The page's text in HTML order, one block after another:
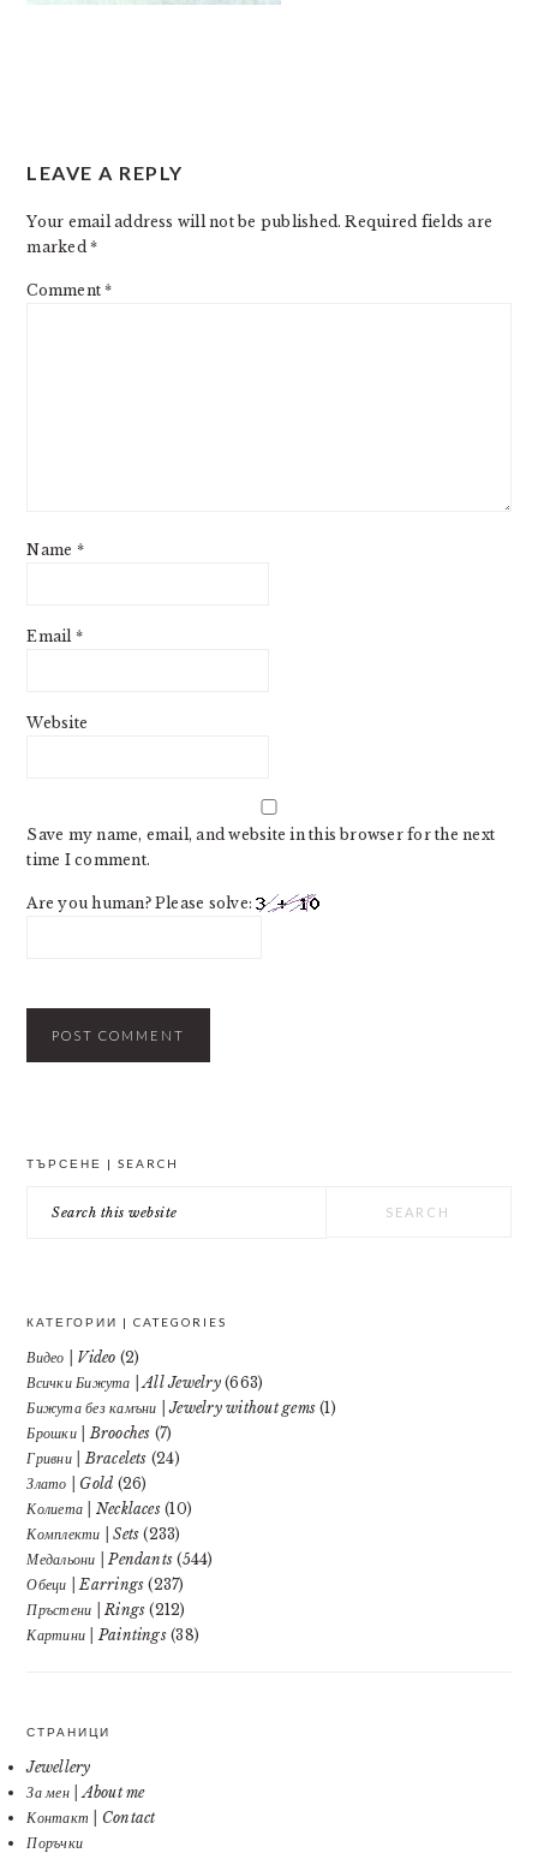
INTERACTIONS
LEAVE A REPLY
Your email address will not be published. Required fields are
marked*
Comment*
Name *
Email *
Website
Save my name, email, and website in this browser for the next
time I comment.
Are you human? Please solve:
ТЪРСЕНЕ | SEARCH
this
КАТЕГОРИИ | CATEGORIES
Видео | Video (2)
Всички Бижута | All Jewelry(663)
Бижута без камъни | Jewelry without gems (1)
Брошки | Brooches (7)
Гривни | Bracelets (24)
Злато | Gold (26)
Колиета | Necklaces(10)
Комплекти | Sets (233)
Медальони | Pendants (544)
Обеци | Earrings (237)
Пръстени | Rings (212)
Картини | Paintings(38)
СТРАНИЦИ
Jewellery
За мен | About me
Контакт | Contact
Поръчки